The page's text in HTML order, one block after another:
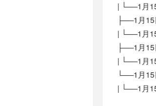
| └──1月
├──1月
| └──1月
├──1月
| └──1月
└──1月
| └──1月